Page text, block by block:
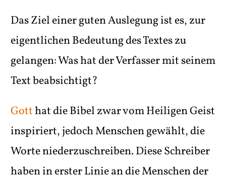
Das Ziel einer guten Auslegung ist es, zur
eigentlichen Bedeutung des Textes zu
gelangen: Was hat der Verfasser mit seinem
Text beabsichtigt?
Gotthat die Bibel zwar vom Heiligen Geist
inspiriert, jedoch Menschen gewählt, die
Worte niederzuschreiben. Diese Schreiber
haben in erster Linie an die Menschen der